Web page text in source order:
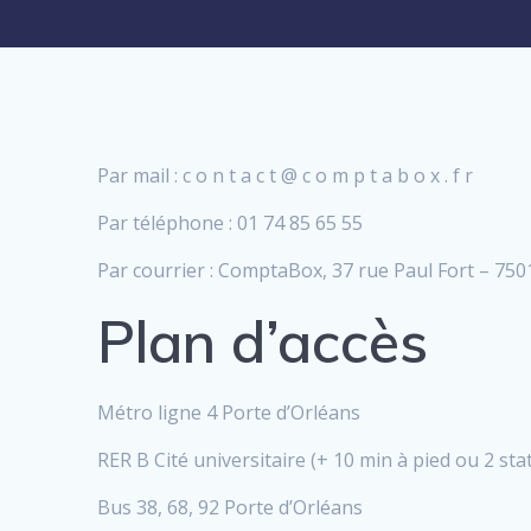
Par mail : c o n t a c t @ c o m p t a b o x . f r
Par téléphone : 01 74 85 65 55
Par courrier : ComptaBox, 37 rue Paul Fort –
Plan d’accès
Métro ligne 4 Porte d’Orléans
RER B Cité universitaire (+ 10 min à pied ou 2
Bus 38, 68, 92 Porte d’Orléans